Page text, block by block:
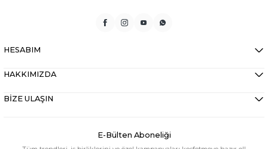
HESABIM
HAKKIMIZDA
BİZE ULAŞIN
E-Bülten Aboneliği